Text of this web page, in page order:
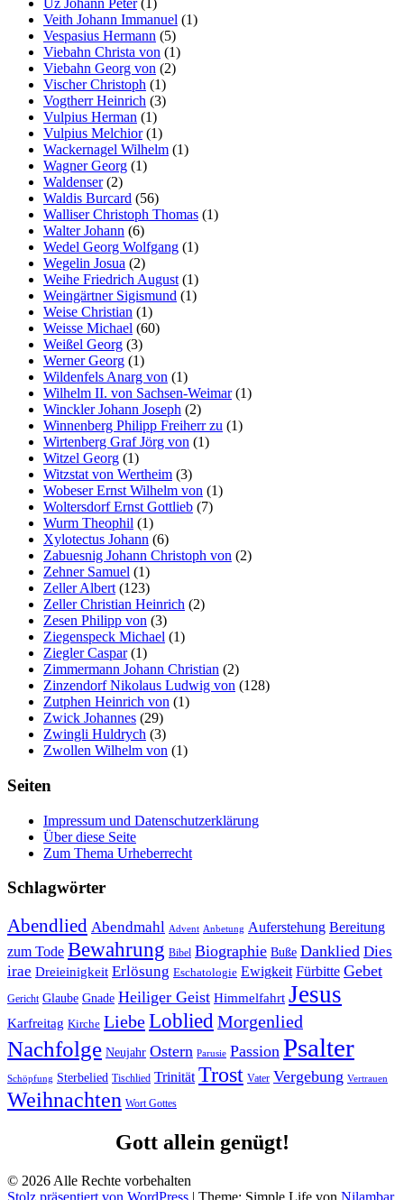
Uz Johann Peter(1)
Veith Johann Immanuel (1)
Vespasius Hermann (5)
Viebahn Christa von (1)
Viebahn Georg von (2)
Vischer Christoph (1)
Vogtherr Heinrich (3)
Vulpius Herman (1)
Vulpius Melchior(1)
Wackernagel Wilhelm (1)
Wagner Georg (1)
Waldenser(2)
Waldis Burcard (56)
Walliser Christoph Thomas (1)
Walter Johann (6)
Wedel Georg Wolfgang (1)
Wegelin Josua (2)
Weihe Friedrich August (1)
Weingärtner Sigismund (1)
Weise Christian (1)
Weisse Michael (60)
Weißel Georg (3)
Werner Georg (1)
Wildenfels Anarg von (1)
Wilhelm II. von Sachsen-Weimar(1)
Winckler Johann Joseph (2)
Winnenberg Philipp Freiherr zu (1)
Wirtenberg Graf Jörg von (1)
Witzel Georg (1)
Witzstat von Wertheim (3)
Wobeser Ernst Wilhelm von (1)
Woltersdorf Ernst Gottlieb (7)
Wurm Theophil (1)
Xylotectus Johann (6)
Zabuesnig Johann Christoph von (2)
Zehner Samuel (1)
Zeller Albert (123)
Zeller Christian Heinrich (2)
Zesen Philipp von (3)
Ziegenspeck Michael (1)
Ziegler Caspar(1)
Zimmermann Johann Christian (2)
Zinzendorf Nikolaus Ludwig von (128)
Zutphen Heinrich von (1)
Zwick Johannes (29)
Zwingli Huldrych (3)
Zwollen Wilhelm von (1)
Seiten
Impressum und Datenschutzerklärung
Über diese Seite
Zum Thema Urheberrecht
Schlagwörter
Abendlied Abendmahl Advent Anbetung Auferstehung Bereitung
zum Tode Bewahrung Bibel Biographie Buße Danklied Dies
irae Dreieinigkeit Erlösung Eschatologie Ewigkeit Fürbitte Gebet
Gericht Glaube Gnade Heiliger Geist Himmelfahrt Jesus
Karfreitag Kirche LiebeLoblied Morgenlied
Nachfolge Neujahr Ostern Parusie Passion Psalter
Schöpfung Sterbelied Tischlied Trinität Trost Vater Vergebung Vertrauen
Weihnachten Wort Gottes
Gott allein genügt!
© 2026 Alle Rechte vorbehalten
Stolz präsentiert von WordPress | Theme: Simple Life von Nilambar.